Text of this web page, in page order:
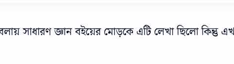
সাধারণ জ্ঞান বইয়ের মোড়কে এটি লেখা ছিলো কিন্তু